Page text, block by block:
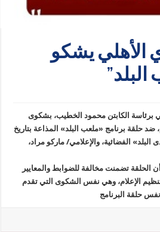
الأهلي يشكو
برئاسة الكابتن محمود الخطيب، بشكوى
ضد حلقة برنامج «ملعب البلد» المذاعة بتاريخ
«صدى البلد» الفضائية، والإعلامي/ ماركو مراد،
الحلقة تضمنت مخالفة للضوابط والمعايير
الإعلام، وهي نفس الشكوى التي تقدم
حلقة البرنامج